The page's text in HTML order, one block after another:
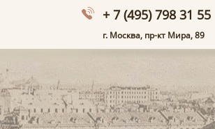
+ 7 (495) 798 31 55
г. Москва, пр-кт Мира, 89